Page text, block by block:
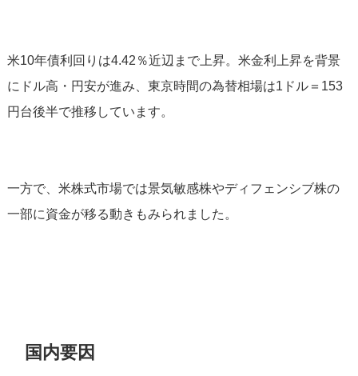
米10年債利回りは4.42％近辺まで上昇。米金利上昇を背景
にドル高・円安が進み、東京時間の為替相場は1ドル＝153
円台後半で推移しています。
一方で、米株式市場では景気敏感株やディフェンシブ株の
一部に資金が移る動きもみられました。
国内要因